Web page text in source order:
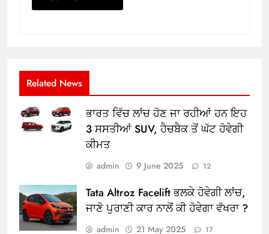
Related News
ਭਾਰਤ ਵਿੱਚ ਲਾਂਚ ਹੋਣ ਜਾ ਰਹੀਆਂ ਹਨ ਇਹ
3 ਸਸਤੀਆਂ SUV, ਹੈਚਬੈਕ ਤੋਂ ਘੱਟ ਹੋਵੇਗੀ
ਕੀਮਤ
admin 9 June 2025 12
Tata Altroz Facelift ਭਲਕੇ ਹੋਵੇਗੀ ਲਾਂਚ,
ਜਾਣੋ ਪੁਰਾਣੀ ਕਾਰ ਨਾਲੋਂ ਕੀ ਹੋਵੇਗਾ ਵੱਖਰਾ ?
admin 21 May 2025 17